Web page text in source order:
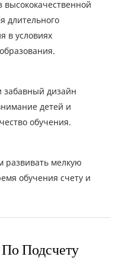
высококачественной
длительного
в условиях
забавный дизайн
детей и
обучения.
развивать мелкую
обучения счету и
Подсчету